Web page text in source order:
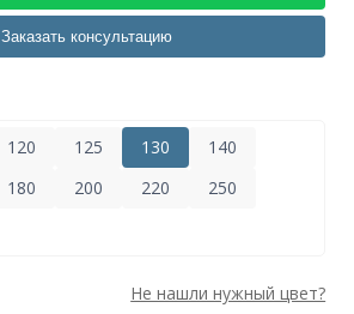
Заказать консультацию
120 125 130
140
180 200 220
250
Не нашли нужный цвет?